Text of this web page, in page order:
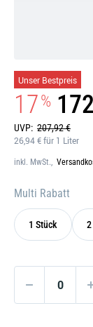
Galerie
öffnen
26,94 € für 1 Liter
UVP: 207,92 €
17% 172
Unser Bestpreis
inkl. MwSt.,
Multi Rabatt
1 Stück